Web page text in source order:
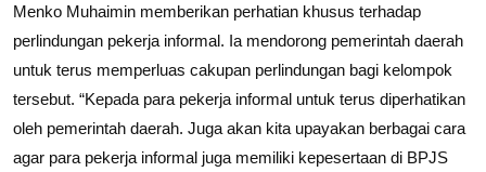
Menko Muhaimin memberikan perhatian khusus terhadap
perlindungan pekerja informal. Ia mendorong pemerintah daerah
untuk terus memperluas cakupan perlindungan bagi kelompok
tersebut. “Kepada para pekerja informal untuk terus diperhatikan
oleh pemerintah daerah. Juga akan kita upayakan berbagai cara
agar para pekerja informal juga memiliki kepesertaan di BPJS